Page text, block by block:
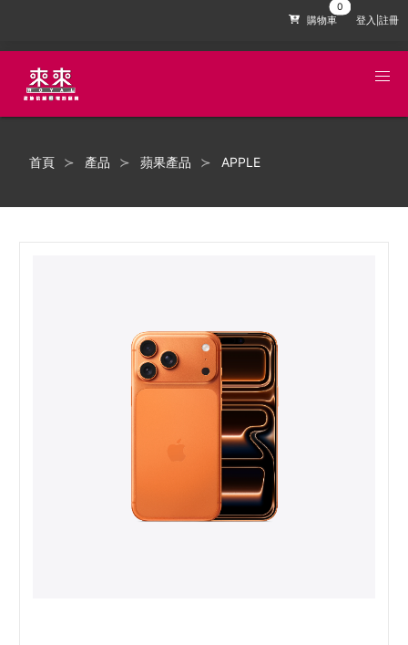
購物車 登入|註冊
首頁 產品 蘋果產品 APPLE